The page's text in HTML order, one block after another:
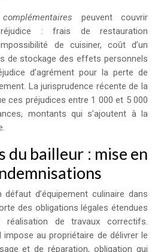
peuvent couvrir
: frais de restauration
de cuisiner, coût d’un
de stockage des effets personnels
d’agrément pour la perte de
La jurisprudence récente de la
ces préjudices entre 1 000 et 5 000
montants qui s’ajoutent à la
du bailleur : mise en
d’équipement culinaire dans
des obligations légales étendues
de travaux correctifs.
impose au propriétaire de délivrer le
et de réparation, obligation qui